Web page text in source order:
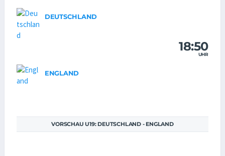
DEUTSCHLAND
18:50
UHR
ENGLAND
VORSCHAU U19: DEUTSCHLAND - ENGLAND